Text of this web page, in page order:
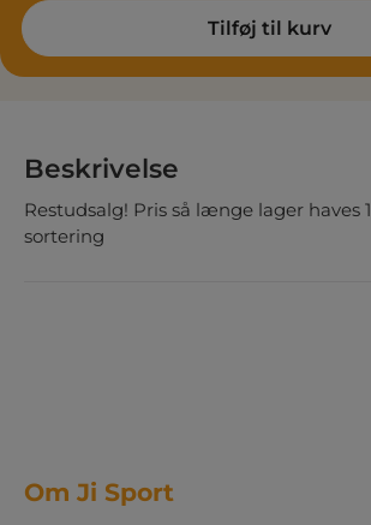
Tilføj til kurv
Beskrivelse
Restudsalg! Pris så længe lager haves
sortering
Om Ji Sport